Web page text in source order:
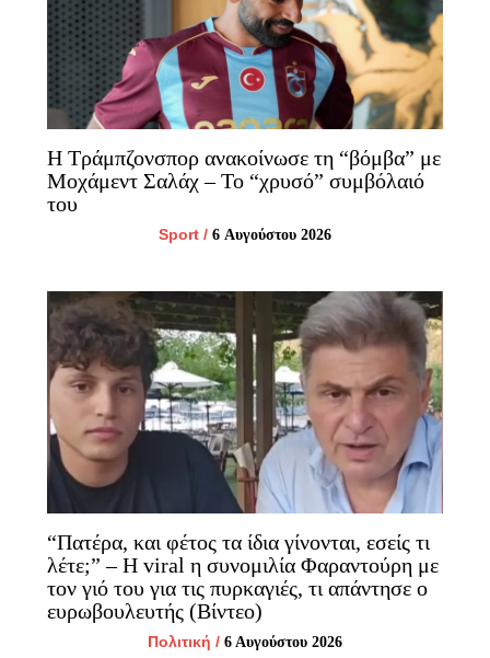
Η Τράμπζονσπορ ανακοίνωσε τη “βόμβα” με
Μοχάμεντ Σαλάχ – Το “χρυσό” συμβόλαιό
του
Sport / 6 Αυγούστου 2026
“Πατέρα, και φέτος τα ίδια γίνονται, εσείς τι
λέτε;” – H viral η συνομιλία Φαραντούρη με
τον γιό του για τις πυρκαγιές, τι απάντησε ο
ευρωβουλευτής (Βίντεο)
Πολιτική / 6 Αυγούστου 2026